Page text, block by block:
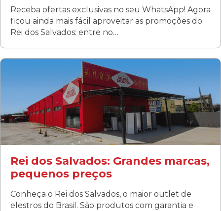
Fanny
Rua Albino Beatriz, 100 - Fanny, Curitiba –PR
Segunda a sábado: 09h00 às 19h00
Domingo: FECHADA
ÚLTIMOS DIAS DE LIQUIDAÇÃO!
(41) 3411-1754
(41) 99249-4620
Receba ofertas exclusivas no seu WhatsApp! Agora
ficou ainda mais fácil aproveitar as promoções do
Rei dos Salvados: entre no…
Rei dos Salvados: Grandes marcas,
pequenos preços
Conheça o Rei dos Salvados, o maior outlet de
elestros do Brasil. São produtos com garantia e